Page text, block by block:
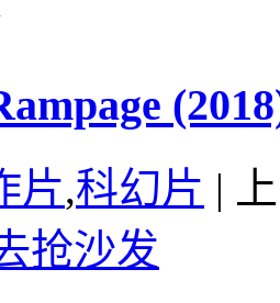
片,科幻片 |
抢沙发